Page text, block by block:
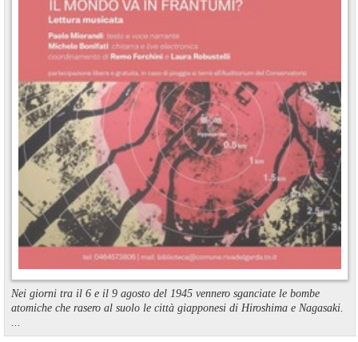
Nei giorni tra il 6 e il 9 agosto del 1945 vennero sganciate le bombe
atomiche che rasero al suolo le città giapponesi di Hiroshima e Nagasaki.